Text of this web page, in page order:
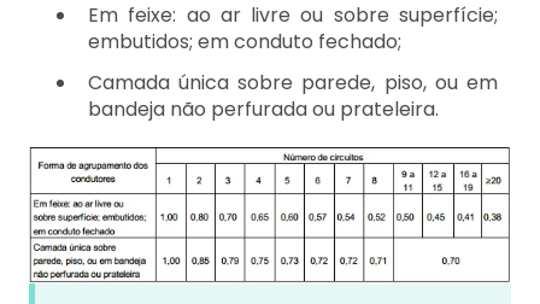
Em feixe: ao ar livre ou sobre superfície;
embutidos; em conduto fechado;
Camada única sobre parede, piso, ou em
bandeja não perfurada ou prateleira.